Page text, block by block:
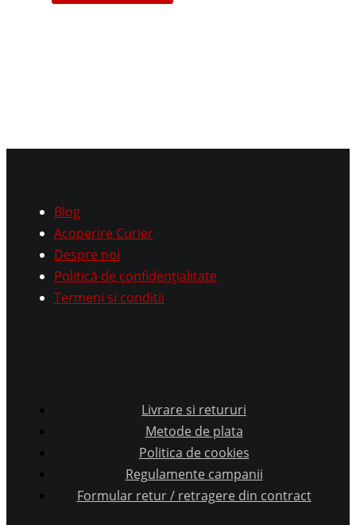
Blog
Acoperire Curier
Despre noi
Politică de confidențialitate
Termeni si conditii
Livrare si retururi
Metode de plata
Politica de cookies
Regulamente campanii
Formular retur / retragere din contract